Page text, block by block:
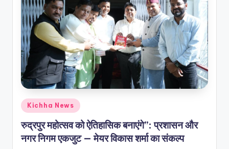
Kichha News
रुद्रपुर महोत्सव को ऐतिहासिक बनाएंगे”: प्रशासन और
नगर निगम एकजुट — मेयर विकास शर्मा का संकल्प